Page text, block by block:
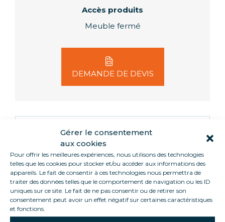
Gérer le consentement
aux cookies
Pour offrir les meilleures expériences, nous utilisons des technologies
telles que les cookies pour stocker et/ou accéder aux informations des
appareils. Le fait de consentir à ces technologies nous permettra de
traiter des données telles que le comportement de navigation ou les ID
uniques sur ce site. Le fait de ne pas consentir ou de retirer son
consentement peut avoir un effet négatif sur certaines caractéristiques
et fonctions.
Accès produits
Meuble fermé
DEMANDE DE DEVIS
Informations
Le KUBO s’adapte à vos besoins en frais (0+4°C)
comme en surgelés (-22-25°C).
Grâce à ses trois faces vitrées, vos produits seront
sublimés.
Optimisez l’espace : tête de gondole, devant de